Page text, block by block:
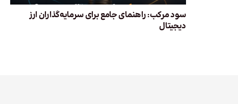
سود مرکب: راهنمای جامع برای سرمایه‌گذاران ارز
دیجیتال